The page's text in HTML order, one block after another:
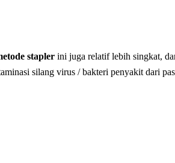
stapler ini juga relatif lebih singkat,
silang virus / bakteri penyakit dari